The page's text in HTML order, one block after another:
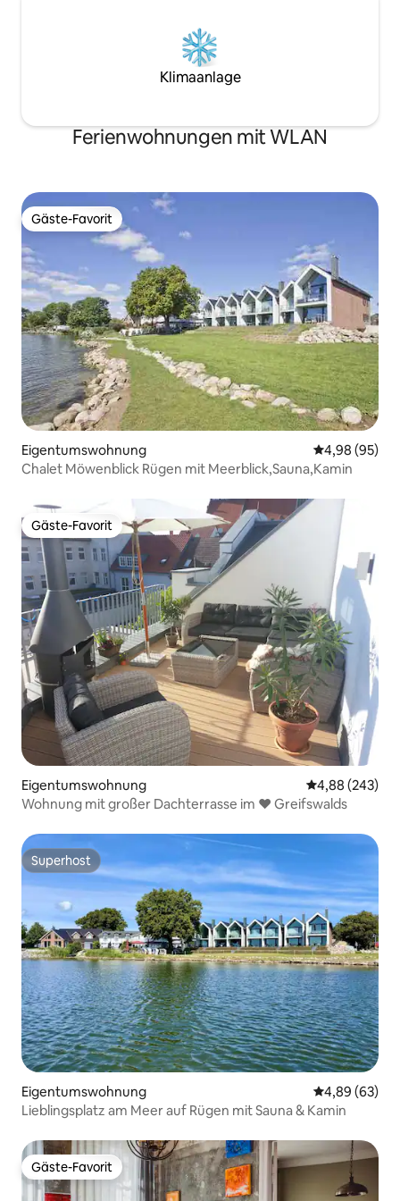
Klimaanlage
Ferienwohnungen mit WLAN
Gäste-Favorit
Gäste-Favorit
Eigentumswohnung
4,98 (95)
Chalet Möwenblick Rügen mit Meerblick,Sauna,Kamin
Gäste-Favorit
Gäste-Favorit
Eigentumswohnung
4,88 (243)
Wohnung mit großer Dachterrasse im ❤ Greifswalds
Superhost
Superhost
Eigentumswohnung
4,89 (63)
Lieblingsplatz am Meer auf Rügen mit Sauna & Kamin
Gäste-Favorit
Gäste-Favorit